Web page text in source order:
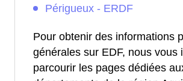
Périgueux - ERDF
Pour obtenir des informations
générales sur EDF, nous vous
parcourir les pages dédiées